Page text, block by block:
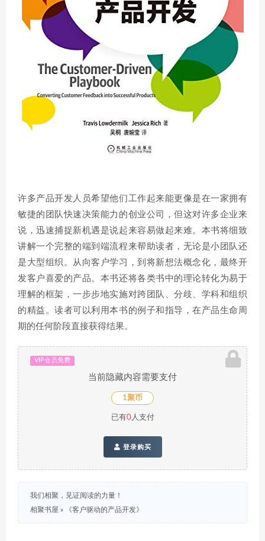
许多产品开发人员希望他们工作起来能更像是在一家拥有
敏捷的团队快速决策能力的创业公司，但这对许多企业来
说，迅速捕捉新机遇是说起来容易做起来难。本书将细致
讲解一个完整的端到端流程来帮助读者，无论是小团队还
是大型组织。从向客户学习，到将新想法概念化，最终开
发客户喜爱的产品。本书还将各类书中的理论转化为易于
理解的框架，一步步地实施对跨团队、分歧、学科和组织
的精益。读者可以利用本书的例子和指导，在产品生命周
期的任何阶段直接获得结果。
VIP会员免费
当前隐藏内容需要支付
1聚币
已有0人支付
登录购买
我们相聚，见证阅读的力量！
相聚书屋 » 《客户驱动的产品开发》